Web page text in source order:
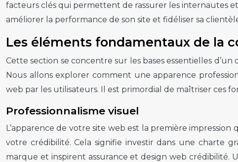
facteurs clés qui permettent de rassurer les internautes
améliorer la performance de son site et fidéliser sa
Les éléments fondamentaux de la
Cette section se concentre sur les bases essentielles
Nous allons explorer comment une apparence
web par les utilisateurs. Il est primordial de maîtriser ces
Professionnalisme visuel
L’apparence de votre site web est la première
votre crédibilité. Cela signifie investir dans une charte
marque et inspirent assurance et design web